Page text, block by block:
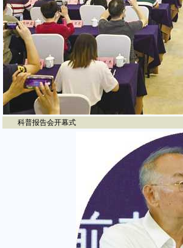
科普报告会开幕式